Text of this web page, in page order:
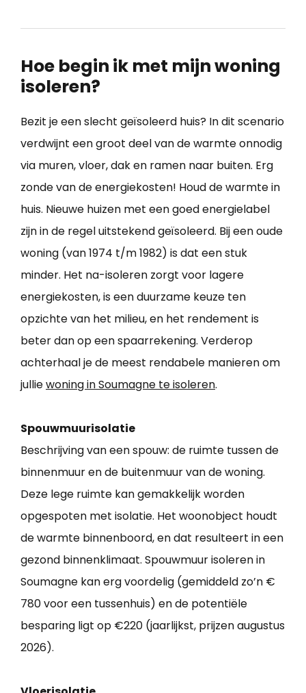
Hoe begin ik met mijn woning
isoleren?
Bezit je een slecht geïsoleerd huis? In dit scenario
verdwijnt een groot deel van de warmte onnodig
via muren, vloer, dak en ramen naar buiten. Erg
zonde van de energiekosten! Houd de warmte in
huis. Nieuwe huizen met een goed energielabel
zijn in de regel uitstekend geïsoleerd. Bij een oude
woning (van 1974 t/m 1982) is dat een stuk
minder. Het na-isoleren zorgt voor lagere
energiekosten, is een duurzame keuze ten
opzichte van het milieu, en het rendement is
beter dan op een spaarrekening. Verderop
achterhaal je de meest rendabele manieren om
julliewoning in Soumagne te isoleren.
Spouwmuurisolatie
Beschrijving van een spouw: de ruimte tussen de
binnenmuur en de buitenmuur van de woning.
Deze lege ruimte kan gemakkelijk worden
opgespoten met isolatie. Het woonobject houdt
de warmte binnenboord, en dat resulteert in een
gezond binnenklimaat. Spouwmuur isoleren in
Soumagne kan erg voordelig (gemiddeld zo’n €
780 voor een tussenhuis) en de potentiële
besparing ligt op €220 (jaarlijkst, prijzen augustus
2026).